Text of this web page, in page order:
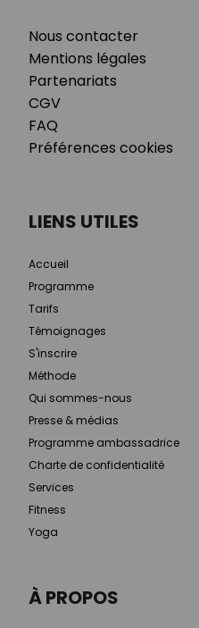
Nous contacter
Mentions légales
Partenariats
CGV
FAQ
Préférences cookies
À PROPOS
LIENS UTILES
Accueil
Programme
Tarifs
Témoignages
S'inscrire
Méthode
Qui sommes-nous
Presse & médias
Programme ambassadrice
Charte de confidentialité
Services
Fitness
Yoga